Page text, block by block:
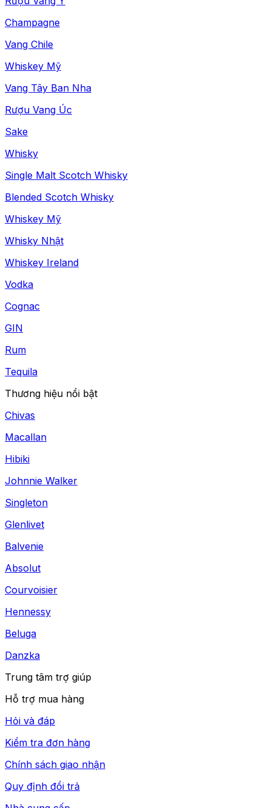
Champagne
Vang Chile
Whiskey Mỹ
Vang Tây Ban Nha
Rượu Vang Úc
Sake
Whisky
Single Malt Scotch Whisky
Blended Scotch Whisky
Whiskey Mỹ
Whisky Nhật
Whiskey Ireland
Vodka
Cognac
GIN
Rum
Tequila
Thương hiệu nổi bật
Chivas
Macallan
Hibiki
Johnnie Walker
Singleton
Glenlivet
Balvenie
Absolut
Courvoisier
Hennessy
Beluga
Danzka
Trung tâm trợ giúp
Hỗ trợ mua hàng
Hỏi và đáp
Kiểm tra đơn hàng
Chính sách giao nhận
Quy định đổi trả